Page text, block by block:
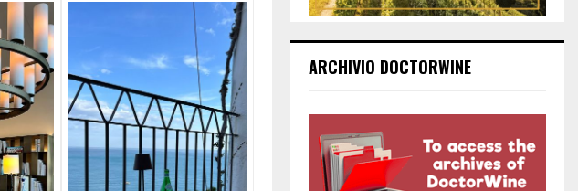
ARCHIVIO DOCTORWINE